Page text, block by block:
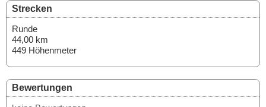
Strecken
Runde
44,00 km
449 Höhenmeter
Bewertungen